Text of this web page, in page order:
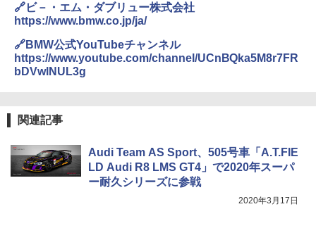
🔗ビ－・エム・ダブリュー株式会社
https://www.bmw.co.jp/ja/
🔗BMW公式YouTubeチャンネル
https://www.youtube.com/channel/UCnBQka5M8r7FR
bDVwlNUL3g
関連記事
Audi Team AS Sport、505号車「A.T.FIE
LD Audi R8 LMS GT4」で2020年スーパ
ー耐久シリーズに参戦
2020年3月17日